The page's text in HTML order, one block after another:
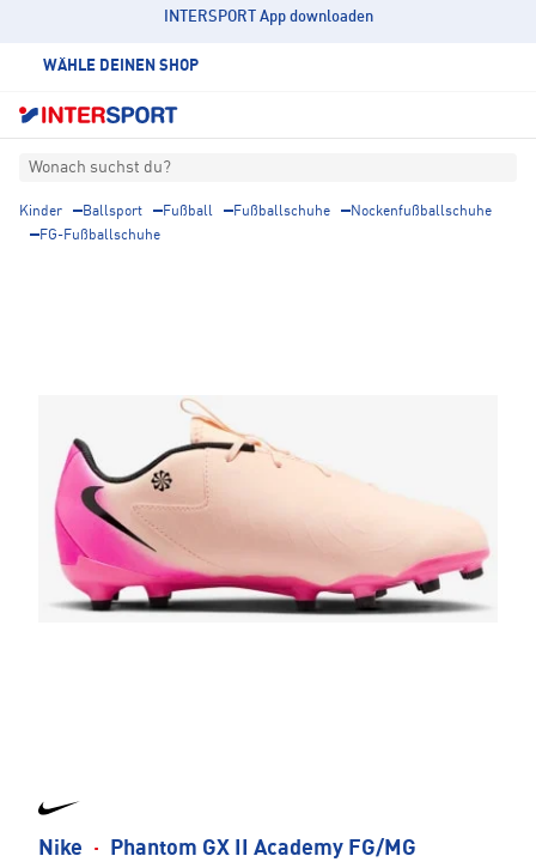
INTERSPORT App downloaden
WÄHLE DEINEN SHOP
Wonach suchst du?
Kinder Ballsport Fußball Fußballschuhe
Nockenfußballschuhe
FG-Fußballschuhe
Nike ·
Phantom GX II Academy FG/MG